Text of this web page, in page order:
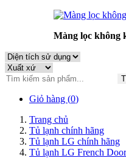
Màng lọc không
Giỏ hàng (0)
Trang chủ
Tủ lạnh chính hãng
Tủ lạnh LG chính hãng
Tủ lạnh LG French